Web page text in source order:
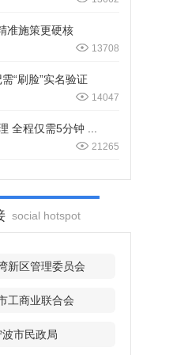
准施策更硬核
13708
“刷脸”实名验证
14047
全程仅需5分钟 ...
21265
social hotspot
新区管理委员会
工商业联合会
波市民政局